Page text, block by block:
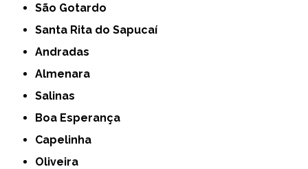
São Gotardo
Santa Rita do Sapucaí
Andradas
Almenara
Salinas
Boa Esperança
Capelinha
Oliveira